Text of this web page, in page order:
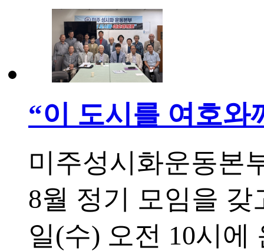
“이 도시를 여호와
미주성시화운동본
8월 정기 모임을
일(수) 오전 10시에